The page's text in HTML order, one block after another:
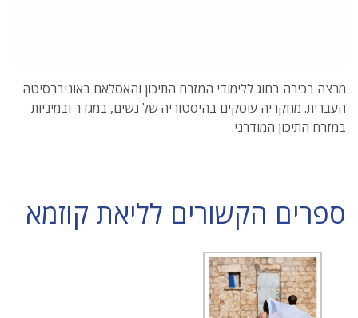
מרצה בכירה בחוג ללימודי המזרח התיכון והאסלאם באוניברסיטה
העברית. מחקריה עוסקים בהיסטוריה של נשים, במגדר ובמיניות
במזרח התיכון המודרני.
ספרים הקשורים לליאת קוזמא